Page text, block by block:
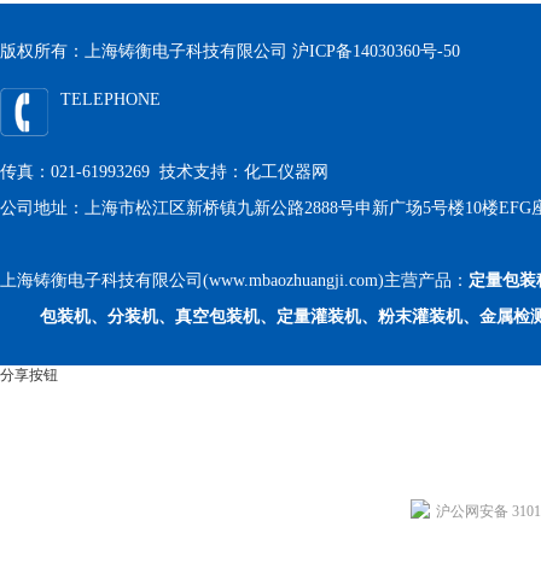
版权所有：上海铸衡电子科技有限公司 沪ICP备14030360号-50
TELEPHONE
传真：021-61993269 技术支持： 化工仪器网
公司地址：上海市松江区新桥镇九新公路2888号申新广场5号楼10楼EFG
上海铸衡电子科技有限公司(www.mbaozhuangji.com)主营产品： 定量包装
包装机、分装机、真空包装机、定量灌装机、粉末灌装机、金属检
分享按钮
沪公网安备